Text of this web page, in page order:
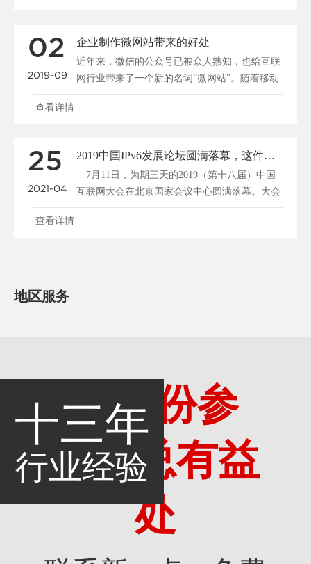
02
2019-09
企业制作微网站带来的好处
近年来，微信的公众号已被众人熟知，也给互联
网行业带来了一个新的名词“微网站”。随着移动
互联网的发展，......
查看详情
25
2021-04
2019中国IPv6发展论坛圆满落幕，这件事关系着每个人！
7月11日，为期三天的2019（第十八届）中国
互联网大会在北京国家会议中心圆满落幕。大会
期间，共举......
查看详情
地区服务
十三年
行业经验
多一份参
考，总有益
处